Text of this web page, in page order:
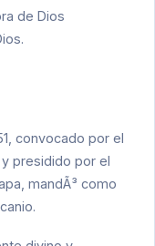
de Dios
.
, convocado por el
, y presidido por el
, mandÃ³ como
.